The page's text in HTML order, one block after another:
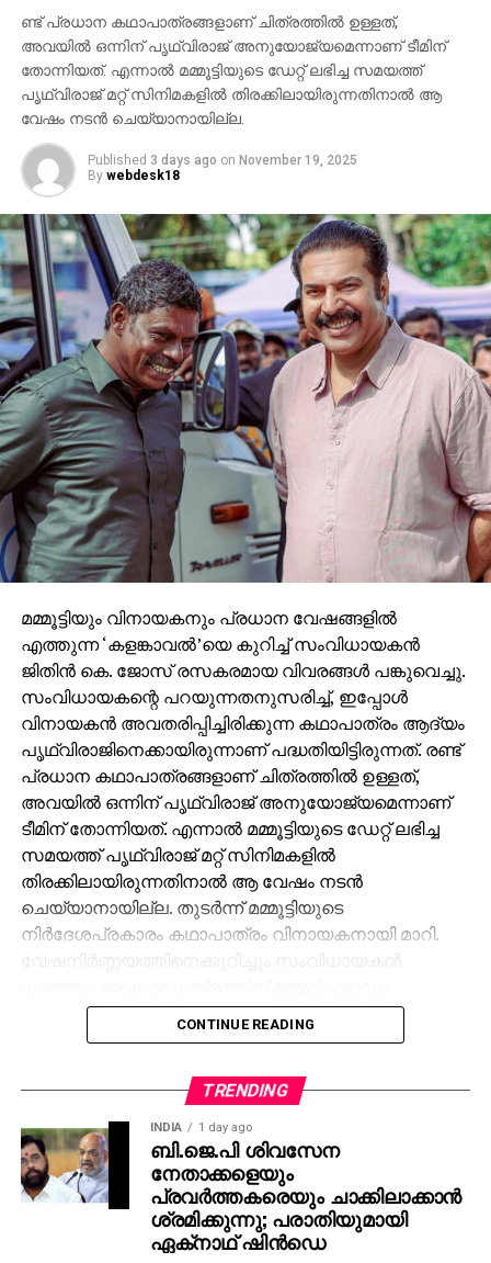
പ്രത്യക്ഷപ്പെടും. 2027ലെ സങ്ക്രാന്തി റിലീസിനായി
‘വാരണസി’ ഒരുക്കപ്പെടുന്നുണ്ട്. എന്നാല്‍
ചിത്രത്തെക്കാള്‍ വലിയ ചര്‍ച്ചയാകുന്നത്
സംവിധായകന്റെ പ്രസ്താവനയും അതിനുശേഷം
ഉയര്‍ന്ന പ്രതിഷേധങ്ങളുമാണ്.
ണ്ട് പ്രധാന കഥാപാത്രങ്ങളാണ് ചിത്രത്തില്‍ ഉള്ളത്,
അവയില്‍ ഒന്നിന് പൃഥ്വിരാജ് അനുയോജ്യമെന്നാണ് ടീമിന്
തോന്നിയത്. എന്നാല്‍ മമ്മൂട്ടിയുടെ ഡേറ്റ് ലഭിച്ച സമയത്ത്
പൃഥ്വിരാജ് മറ്റ് സിനിമകളില്‍ തിരക്കിലായിരുന്നതിനാല്‍ ആ
വേഷം നടന്‍ ചെയ്യാനായില്ല.
Published 3 days ago on November 19, 2025
By webdesk18
മമ്മൂട്ടിയും വിനായകനും പ്രധാന വേഷങ്ങളില്‍
എത്തുന്ന ‘കളങ്കാവല്‍’യെ കുറിച്ച് സംവിധായകന്‍
ജിതിന്‍ കെ. ജോസ് രസകരമായ വിവരങ്ങള്‍ പങ്കുവെച്ചു.
സംവിധായകന്റെ പറയുന്നതനുസരിച്ച്, ഇപ്പോള്‍
വിനായകന്‍ അവതരിപ്പിച്ചിരിക്കുന്ന കഥാപാത്രം ആദ്യം
പൃഥ്വിരാജിനെക്കായിരുന്നാണ് പദ്ധതിയിട്ടിരുന്നത്. രണ്ട്
പ്രധാന കഥാപാത്രങ്ങളാണ് ചിത്രത്തില്‍ ഉള്ളത്,
അവയില്‍ ഒന്നിന് പൃഥ്വിരാജ് അനുയോജ്യമെന്നാണ്
ടീമിന് തോന്നിയത്. എന്നാല്‍ മമ്മൂട്ടിയുടെ ഡേറ്റ് ലഭിച്ച
സമയത്ത് പൃഥ്വിരാജ് മറ്റ് സിനിമകളില്‍
തിരക്കിലായിരുന്നതിനാല്‍ ആ വേഷം നടന്‍
ചെയ്യാനായില്ല. തുടര്‍ന്ന് മമ്മൂട്ടിയുടെ
നിര്‍ദേശപ്രകാരം കഥാപാത്രം വിനായകനായി മാറി.
അനുയോജ്യനാണെന്ന് തോന്നിയതിനാല്‍
എക്‌സിക്യൂട്ടീവ് പ്രൊഡ്യൂസര്‍ വിവേക് ദാമോദരന്‍
തങ്ങള്‍ക്ക് മനസ്സിലുണ്ടായിരുന്നതുപോലെ തന്നെയാണ്
പൃഥ്വിരാജും ആ വേഷം മമ്മൂക്ക ചെയ്യണം എന്ന്
നിര്‍ദേശിച്ചതെന്നും അദ്ദേഹം വെളിപ്പെടുത്തി. ജിതിന്‍
കെ. ജോസ് പറഞ്ഞു പോലെ, വിനായകന്‍ അവതരിപ്പിച്ച
വേഷം തന്നെയാണ് ആദ്യം പൃഥ്വിരാജിന്
പരിഗണിച്ചത്. മമ്മൂട്ടി കമ്പനി നിര്‍മിച്ച ‘കളങ്കാവല്‍’
നവംബര്‍ 27ന് തീയേറ്ററുകളില്‍ റിലീസ് ചെയ്യും.
CONTINUE READING
TRENDING
INDIA 1 day ago
ബി.ജെ.പി ശിവസേന
നേതാക്കളെയും
പ്രവര്‍ത്തകരെയും ചാക്കിലാക്കാന്‍
ശ്രമിക്കുന്നു; പരാതിയുമായി
ഏക്‌നാഥ് ഷിന്‍ഡെ